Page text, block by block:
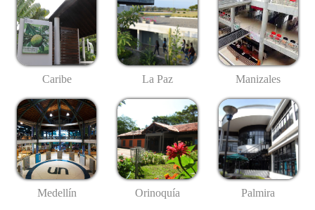
Caribe La Paz Manizales
Medellín Orinoquía Palmira